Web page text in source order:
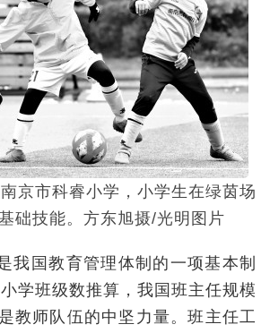
京市科睿小学，小学生在绿茵场
础技能。方东旭摄/光明图片
我国教育管理体制的一项基本制
学班级数推算，我国班主任规模
教师队伍的中坚力量。班主任工